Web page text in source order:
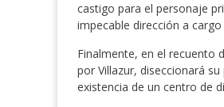
castigo para el personaje
impecable dirección a
Finalmente, en el recuento
por Villazur, diseccionará
existencia de un centro de